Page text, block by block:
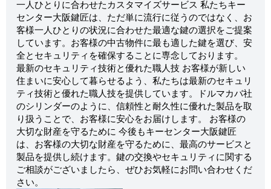
一人ひとりに合わせたカスタマイズサービス 私たちキー
センター大阪鍵匠は、ただ単に流行に従うのではなく、お
客様一人ひとりの状況に合わせた最適な鍵の選択をご提案
しています。お客様の中古物件に最も適した鍵を選び、安
全とセキュリティを確保することに専念しております。
最新のセキュリティ技術と優れた職人技 お客様が新しい
住まいに安心して暮らせるよう、私たちは最新のセキュリ
ティ技術と優れた職人技を提供しています。ドルマカバ社
のシリンダーのように、信頼性と耐久性に優れた製品を取
り扱うことで、お客様に安心をお届けします。 お客様の
大切な財産を守るために 今後もキーセンター大阪鍵匠
は、お客様の大切な財産を守るために、最高のサービスと
製品を提供し続けます。鍵の交換やセキュリティに関する
ご相談がございましたら、ぜひお気軽にお問い合わせくだ
さい。